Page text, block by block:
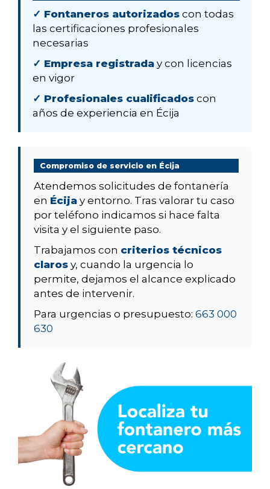
✓ Fontaneros autorizados con todas
las certificaciones profesionales
necesarias
✓ Empresa registrada y con licencias
en vigor
✓ Profesionales cualificados con
años de experiencia en Écija
Compromiso de servicio en Écija
Atendemos solicitudes de fontanería
en Écija y entorno. Tras valorar tu caso
por teléfono indicamos si hace falta
visita y el siguiente paso.
Trabajamos con criterios técnicos
claros y, cuando la urgencia lo
permite, dejamos el alcance explicado
antes de intervenir.
Para urgencias o presupuesto: 663 000
630